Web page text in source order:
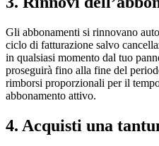
Gli abbonamenti si rinnovano
ciclo di fatturazione salvo
in qualsiasi momento dal tuo
proseguirà fino alla fine del
rimborsi proporzionali per il
abbonamento attivo.
4. Acquisti una